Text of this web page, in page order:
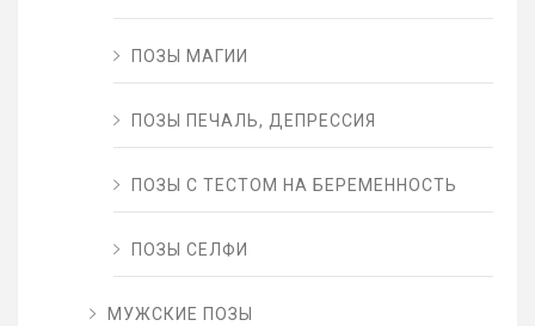
ПОЗЫ МАГИИ
ПОЗЫ ПЕЧАЛЬ, ДЕПРЕССИЯ
ПОЗЫ С ТЕСТОМ НА БЕРЕМЕННОСТЬ
ПОЗЫ СЕЛФИ
МУЖСКИЕ ПОЗЫ